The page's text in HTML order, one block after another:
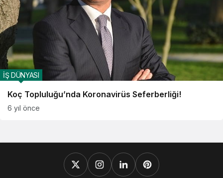
Koç Topluluğu’nda Koronavirüs Seferberliği!
İŞ DÜNYASI
6 yıl önce